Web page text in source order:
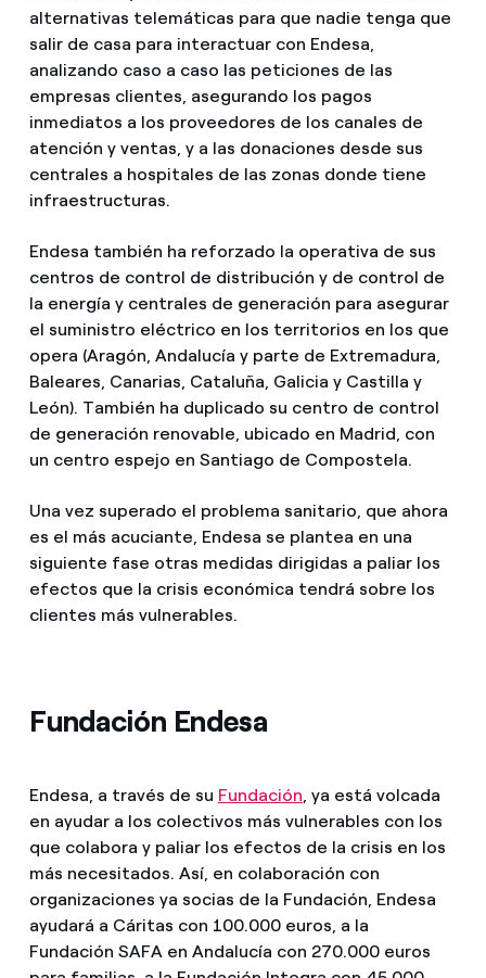
alternativas telemáticas para que nadie tenga que
salir de casa para interactuar con Endesa,
analizando caso a caso las peticiones de las
empresas clientes, asegurando los pagos
inmediatos a los proveedores de los canales de
atención y ventas, y a las donaciones desde sus
centrales a hospitales de las zonas donde tiene
infraestructuras.
Endesa también ha reforzado la operativa de sus
centros de control de distribución y de control de
la energía y centrales de generación para asegurar
el suministro eléctrico en los territorios en los que
opera (Aragón, Andalucía y parte de Extremadura,
Baleares, Canarias, Cataluña, Galicia y Castilla y
León). También ha duplicado su centro de control
de generación renovable, ubicado en Madrid, con
un centro espejo en Santiago de Compostela.
Una vez superado el problema sanitario, que ahora
es el más acuciante, Endesa se plantea en una
siguiente fase otras medidas dirigidas a paliar los
efectos que la crisis económica tendrá sobre los
clientes más vulnerables.
Fundación Endesa
Endesa, a través de su Fundación, ya está volcada
en ayudar a los colectivos más vulnerables con los
que colabora y paliar los efectos de la crisis en los
más necesitados. Así, en colaboración con
organizaciones ya socias de la Fundación, Endesa
ayudará a Cáritas con 100.000 euros, a la
Fundación SAFA en Andalucía con 270.000 euros